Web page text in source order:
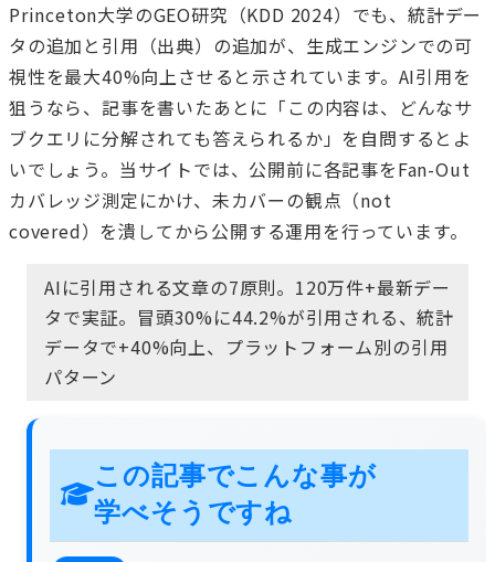
Princeton大学のGEO研究（KDD 2024）でも、統計デー
タの追加と引用（出典）の追加が、生成エンジンでの可
視性を最大40%向上させると示されています。AI引用を
狙うなら、記事を書いたあとに「この内容は、どんなサ
ブクエリに分解されても答えられるか」を自問するとよ
いでしょう。当サイトでは、公開前に各記事をFan-Out
カバレッジ測定にかけ、未カバーの観点（not
covered）を潰してから公開する運用を行っています。
AIに引用される文章の7原則。120万件+最新デー
タで実証。冒頭30%に44.2%が引用される、統計
データで+40%向上、プラットフォーム別の引用
パターン
この記事でこんな事が
学べそうですね